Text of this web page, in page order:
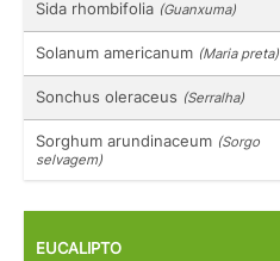
Sida rhombifolia (Guanxuma)
Solanum americanum (Maria preta)
Sonchus oleraceus (Serralha)
Sorghum arundinaceum (Sorgo
selvagem)
EUCALIPTO